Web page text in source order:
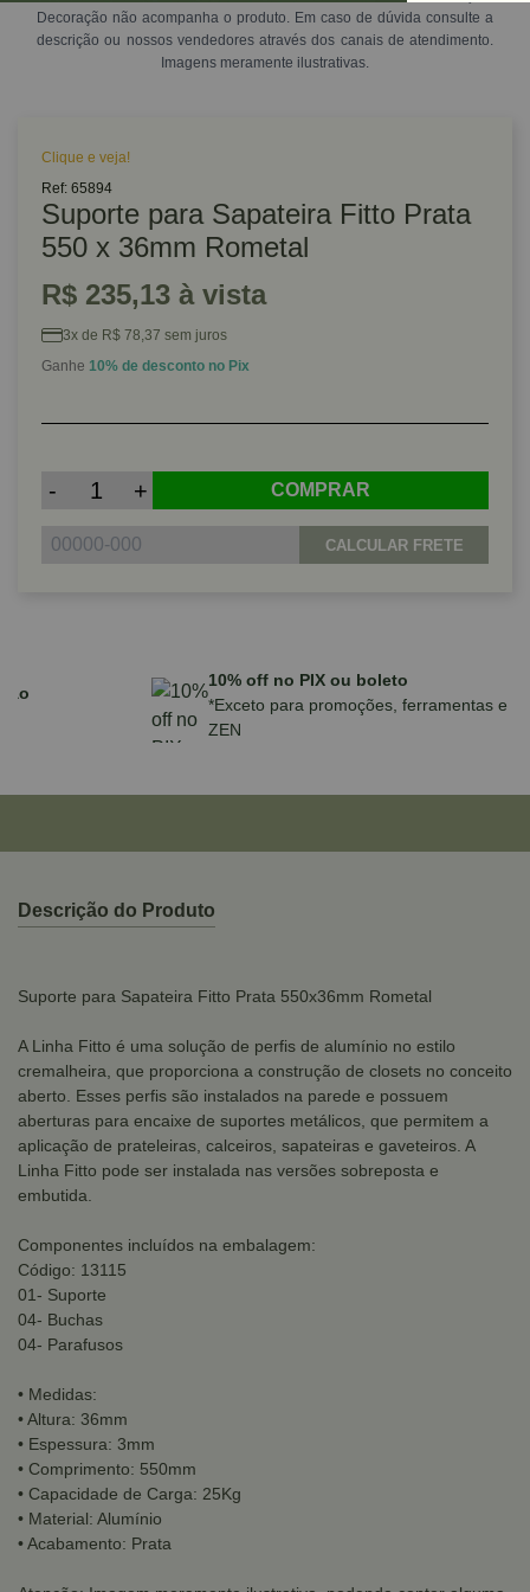
Decoração não acompanha o produto. Em caso de dúvida consulte a
descrição ou nossos vendedores através dos canais de atendimento.
Imagens meramente ilustrativas.
Clique e veja!
Ref: 65894
Suporte para Sapateira Fitto Prata
550 x 36mm Rometal
R$ 235,13 à vista
3x de R$ 78,37 sem juros
Ganhe 10% de desconto no Pix
- + COMPRAR
CALCULAR FRETE
Parcele em até 10x sem juros no cartão
para compras acima de R$590,00
Descrição do Produto
Suporte para Sapateira Fitto Prata 550x36mm Rometal
A Linha Fitto é uma solução de perfis de alumínio no estilo
cremalheira, que proporciona a construção de closets no conceito
aberto. Esses perfis são instalados na parede e possuem
aberturas para encaixe de suportes metálicos, que permitem a
aplicação de prateleiras, calceiros, sapateiras e gaveteiros. A
Linha Fitto pode ser instalada nas versões sobreposta e
embutida.
Componentes incluídos na embalagem:
Código: 13115
01- Suporte
04- Buchas
04- Parafusos
• Medidas:
• Altura: 36mm
• Espessura: 3mm
• Comprimento: 550mm
• Capacidade de Carga: 25Kg
• Material: Alumínio
• Acabamento: Prata